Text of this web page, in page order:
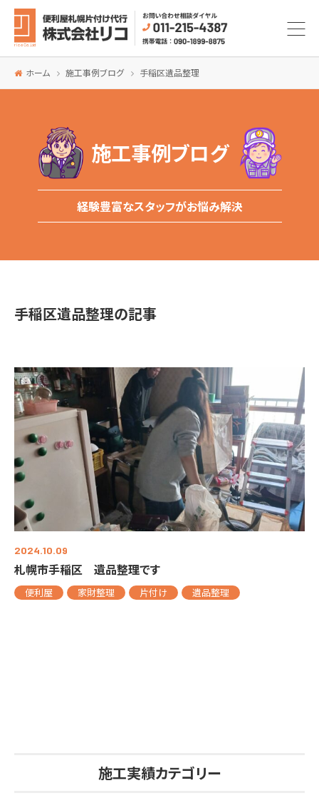
ホーム 施工事例ブログ 手稲区遺品整理
施工事例ブログ
経験豊富なスタッフがお悩み解決
手稲区遺品整理の記事
2024.10.09
札幌市手稲区 遺品整理です
便利屋 家財整理 片付け 遺品整理
施工実績カテゴリー